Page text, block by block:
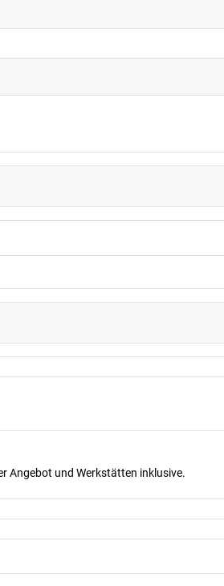
Angebot und Werkstätten inklusive.